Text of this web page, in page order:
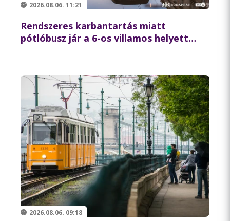
2026.08.06. 11:21
Rendszeres karbantartás miatt
pótlóbusz jár a 6-os villamos helyett
2026.08.06. 09:18